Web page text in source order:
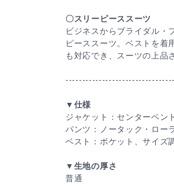
〇スリーピーススーツ
ビジネスからブライダル・
ピーススーツ。ベストを着
も対応でき、スーツの上品
▼仕様
ジャケット：センターベン
パンツ：ノータック・ロー
ベスト：ポケット、サイズ
▼生地の厚さ
普通